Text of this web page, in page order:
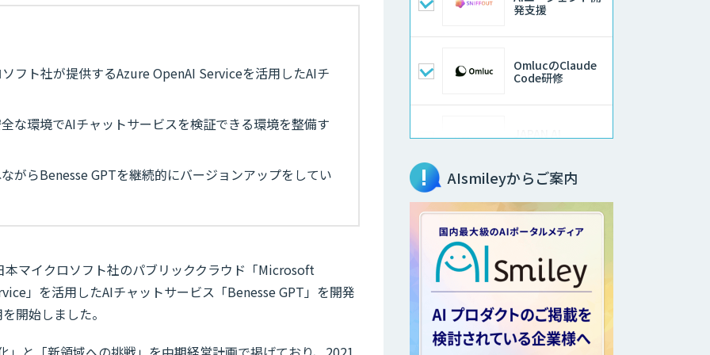
フト社が提供するAzure OpenAI Serviceを活用したAIチ
な環境でAIチャットサービスを検証できる環境を整備す
がらBenesse GPTを継続的にバージョンアップをしてい
マイクロソフト社のパブリッククラウド「Microsoft
」を活用したAIチャットサービス「Benesse GPT」を開発
開始しました。
発支援
OmlucのClaude
Code研修
発/コンサルティン
imprai ezKotae
Microcosm×AIエ
ンジニアでオンプ
AIsmileyからご案内